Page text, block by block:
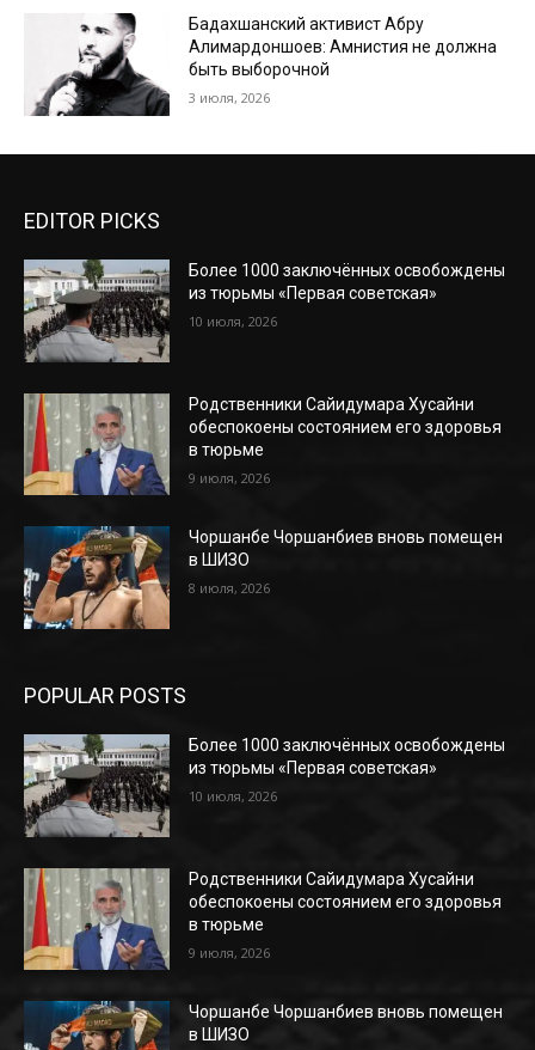
Бадахшанский активист Абру
Алимардоншоев: Амнистия не должна
быть выборочной
3 июля, 2026
EDITOR PICKS
Более 1000 заключённых освобождены
из тюрьмы «Первая советская»
10 июля, 2026
Родственники Сайидумара Хусайни
обеспокоены состоянием его здоровья
в тюрьме
9 июля, 2026
Чоршанбе Чоршанбиев вновь помещен
в ШИЗО
8 июля, 2026
POPULAR POSTS
Более 1000 заключённых освобождены
из тюрьмы «Первая советская»
10 июля, 2026
Родственники Сайидумара Хусайни
обеспокоены состоянием его здоровья
в тюрьме
9 июля, 2026
Чоршанбе Чоршанбиев вновь помещен
в ШИЗО